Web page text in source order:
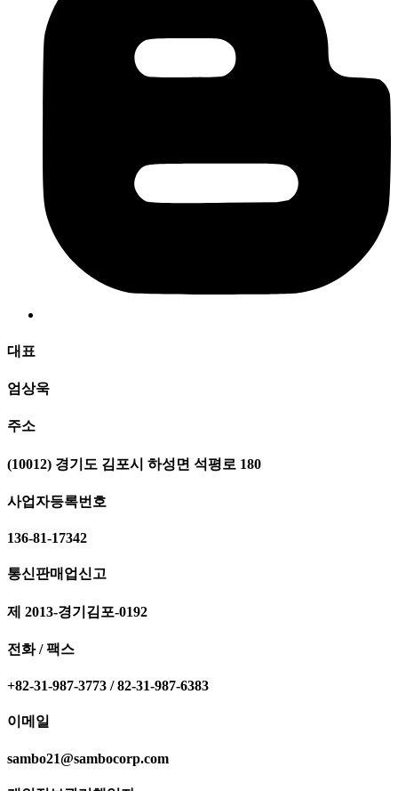
대표
엄상욱
주소
(10012) 경기도 김포시 하성면 석평로 180
사업자등록번호
136-81-17342
통신판매업신고
제 2013-경기김포-0192
전화 / 팩스
+82-31-987-3773 / 82-31-987-6383
이메일
sambo21@sambocorp.com